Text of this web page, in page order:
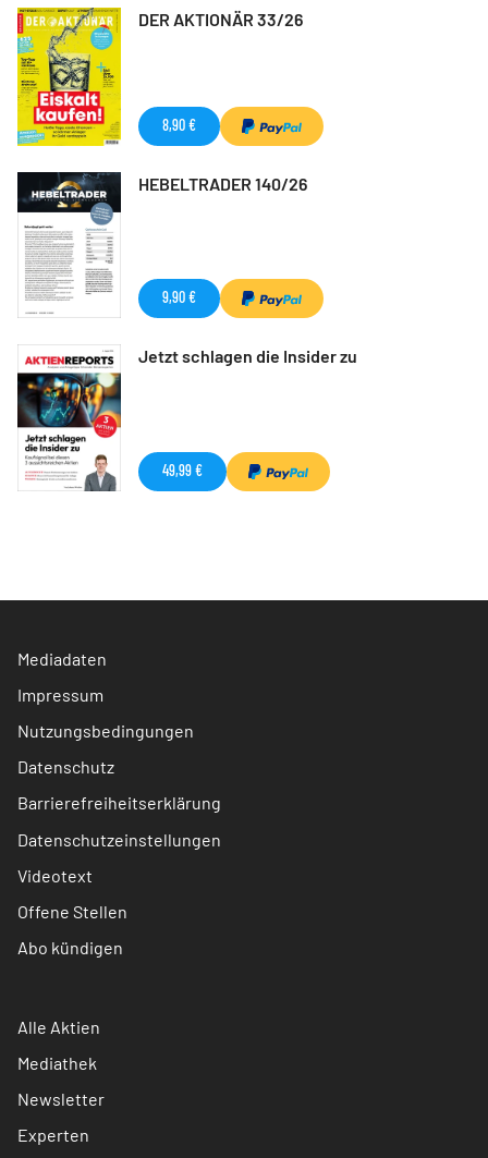
DER AKTIONÄR 33/26
8,90 €
HEBELTRADER 140/26
9,90 €
Jetzt schlagen die Insider zu
49,99 €
Mediadaten
Impressum
Nutzungsbedingungen
Datenschutz
Barrierefreiheitserklärung
Datenschutzeinstellungen
Videotext
Offene Stellen
Abo kündigen
Alle Aktien
Mediathek
Newsletter
Experten